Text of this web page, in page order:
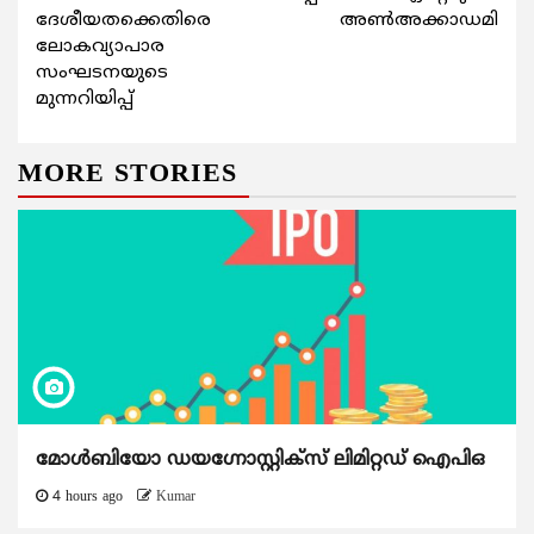
Reading
ദേശീയതക്കെതിരെ
ലോകവ്യാപാര
സംഘടനയുടെ
മുന്നറിയിപ്പ്
അണ്‍അക്കാഡമി
MORE STORIES
മോൾബിയോ ഡയഗ്നോസ്റ്റിക്സ് ലിമിറ്റഡ് ഐപിഒ
4 hours ago Kumar